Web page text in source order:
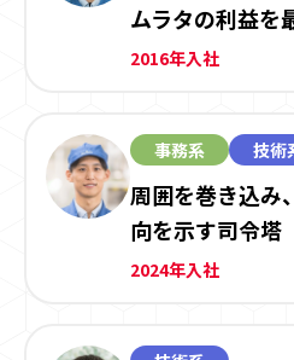
ムラタの利益を
2016年入社
事務系 技術
周囲を巻き込み
向を示す司令塔
2024年入社